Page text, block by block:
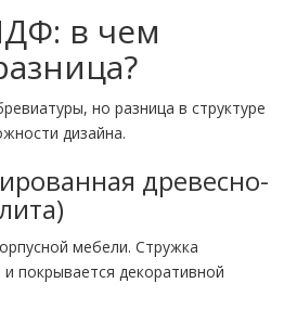
в чем
но разница в структуре
дизайна.
древесно-
мебели. Стружка
покрывается декоративной